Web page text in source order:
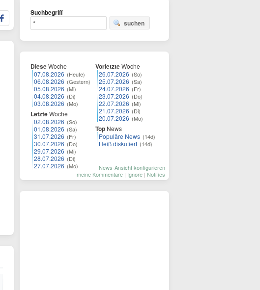
Suchbegriff
suchen
DieseWoche
07.08.2026 (Heute)
06.08.2026 (Gestern)
05.08.2026 (Mi)
04.08.2026 (Di)
03.08.2026 (Mo)
LetzteWoche
02.08.2026 (So)
01.08.2026 (Sa)
31.07.2026 (Fr)
30.07.2026 (Do)
29.07.2026 (Mi)
28.07.2026 (Di)
27.07.2026 (Mo)
VorletzteWoche
26.07.2026 (So)
25.07.2026 (Sa)
24.07.2026 (Fr)
23.07.2026 (Do)
22.07.2026 (Mi)
21.07.2026 (Di)
20.07.2026 (Mo)
Top News
Populäre News (14d)
Heiß diskutiert (14d)
News-Ansicht konfigurieren
meine Kommentare | Ignore | Notifies